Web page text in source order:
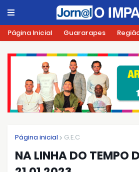
Página Inicial Guararapes
Página inicial G.E.C
NA LINHA DO TEMPO